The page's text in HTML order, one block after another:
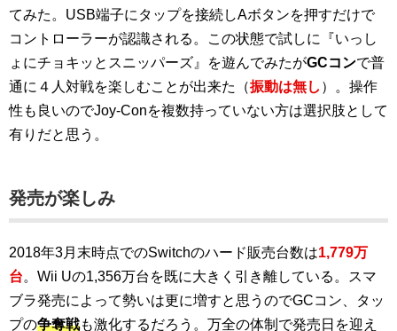
てみた。USB端子にタップを接続しAボタンを押すだけで
コントローラーが認識される。この状態で試しに『いっし
ょにチョキッとスニッパーズ』を遊んでみたがGCコンで普
通に４人対戦を楽しむことが出来た（振動は無し ）。操作
性も良いのでJoy-Conを複数持っていない方は選択肢として
有りだと思う。
発売が楽しみ
2018年3月末時点でのSwitchのハード販売台数は1,779万
台。Wii Uの1,356万台を既に大きく引き離している。スマ
ブラ発売によって勢いは更に増すと思うのでGCコン、タッ
プの争奪戦も激化するだろう。万全の体制で発売日を迎え